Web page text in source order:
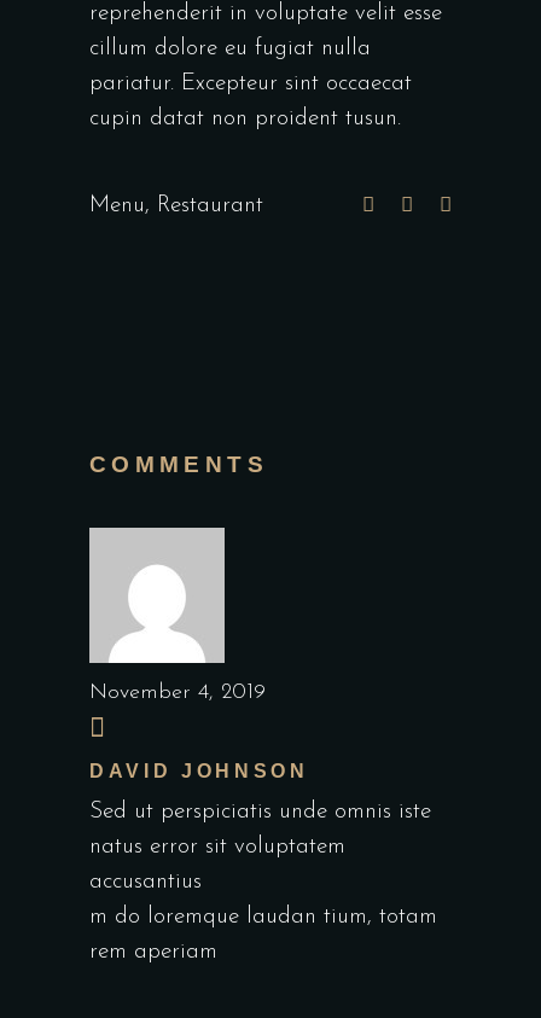
reprehenderit in voluptate velit esse
cillum dolore eu fugiat nulla
pariatur. Excepteur sint occaecat
cupin datat non proident tusun.
Menu, Restaurant
COMMENTS
November 4, 2019
DAVID JOHNSON
Sed ut perspiciatis unde omnis iste
natus error sit voluptatem
accusantius
m do loremque laudan tium, totam
rem aperiam